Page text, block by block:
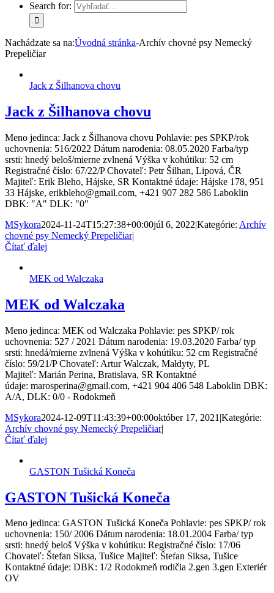
Search for:
Nachádzate sa na:Úvodná stránka-Archív chovné psy Nemecký
Prepeličiar
Jack z Šilhanova chovu
Jack z Šilhanova chovu
Meno jedinca: Jack z Šilhanova chovu Pohlavie: pes SPKP/rok
uchovnenia: 516/2022 Dátum narodenia: 08.05.2020 Farba/typ
srsti: hnedý beloš/mierne zvlnená Výška v kohútiku: 52 cm
Registračné číslo: 67/22/P Chovateľ: Petr Šilhan, Lipová, ČR
Majiteľ: Erik Bleho, Hájske, SR Kontaktné údaje: Hájske 178, 951
33 Hájske, erikbleho@gmail.com, +421 907 282 586 Laboklin
DBK: "A" DLK: "0"
MSykora2024-11-24T15:27:38+00:00júl 6, 2022|Kategórie: Archív
chovné psy Nemecký Prepeličiar|
Čítať ďalej
MEK od Walczaka
MEK od Walczaka
Meno jedinca: MEK od Walczaka Pohlavie: pes SPKP/ rok
uchovnenia: 527 / 2021 Dátum narodenia: 19.03.2020 Farba/ typ
srsti: hnedá/mierne zvlnená Výška v kohútiku: 52 cm Registračné
číslo: 59/21/P Chovateľ: Artur Walczak, Małdyty, PL
Majiteľ: Marián Perina, Bratislava, SR Kontaktné
údaje: marosperina@gmail.com, +421 904 406 548 Laboklin DBK:
A/A, DLK: 0/0 - Rodokmeň
MSykora2024-12-09T11:43:39+00:00október 17, 2021 |Kategórie:
Archív chovné psy Nemecký Prepeličiar|
Čítať ďalej
GASTON Tušická Koneča
GASTON Tušická Koneča
Meno jedinca: GASTON Tušická Koneča Pohlavie: pes SPKP/ rok
uchovnenia: 150/ 2006 Dátum narodenia: 18.01.2004 Farba/ typ
srsti: hnedý beloš Výška v kohútiku: Registračné číslo: 17/06
Chovateľ: Štefan Siksa, Tušice Majiteľ: Štefan Siksa, Tušice
Kontaktné údaje: DBK: 1/2 Rodokmeň rodičia 2.gen 3.gen Exteriér
OV